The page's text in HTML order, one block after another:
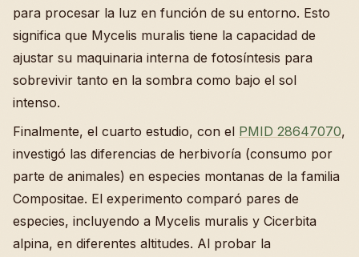
para procesar la luz en función de su entorno. Esto
significa que Mycelis muralis tiene la capacidad de
ajustar su maquinaria interna de fotosíntesis para
sobrevivir tanto en la sombra como bajo el sol
intenso.
Finalmente, el cuarto estudio, con el PMID 28647070,
investigó las diferencias de herbivoría (consumo por
parte de animales) en especies montanas de la familia
Compositae. El experimento comparó pares de
especies, incluyendo a Mycelis muralis y Cicerbita
alpina, en diferentes altitudes. Al probar la